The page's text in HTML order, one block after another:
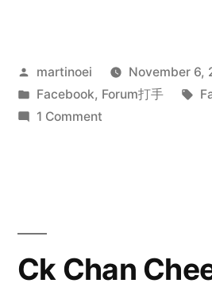
Posted
by
martinoei
November 6,
Posted
in
Facebook, Forum打手
1 Commenton
Ck Chan